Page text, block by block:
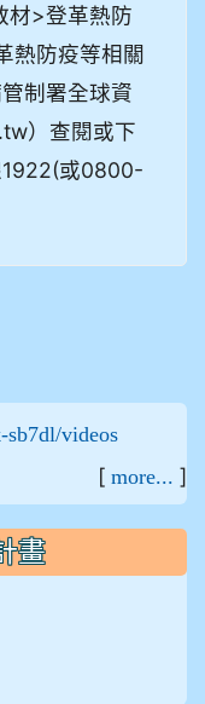
材>登革熱防
熱防疫等相關
制署全球資
）查閱或下
1922(或0800-
[ more... ]
畫